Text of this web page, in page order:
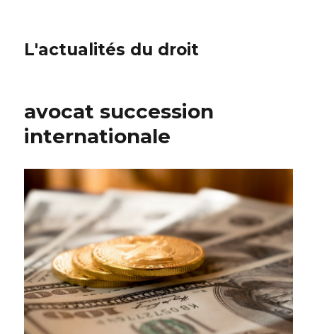
L'actualités du droit
avocat succession
internationale